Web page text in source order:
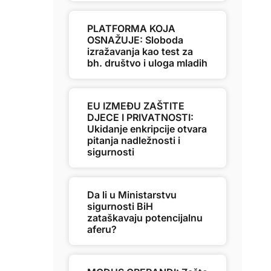
PLATFORMA KOJA
OSNAŽUJE: Sloboda
izražavanja kao test za
bh. društvo i uloga mladih
EU IZMEĐU ZAŠTITE
DJECE I PRIVATNOSTI:
Ukidanje enkripcije otvara
pitanja nadležnosti i
sigurnosti
Da li u Ministarstvu
sigurnosti BiH
zataškavaju potencijalnu
aferu?